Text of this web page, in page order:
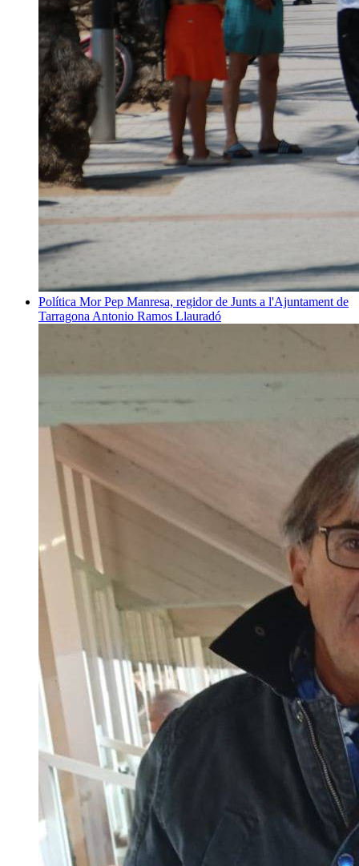
Política Mor Pep Manresa, regidor de Junts a l'Ajuntament de
Tarragona Antonio Ramos Llauradó